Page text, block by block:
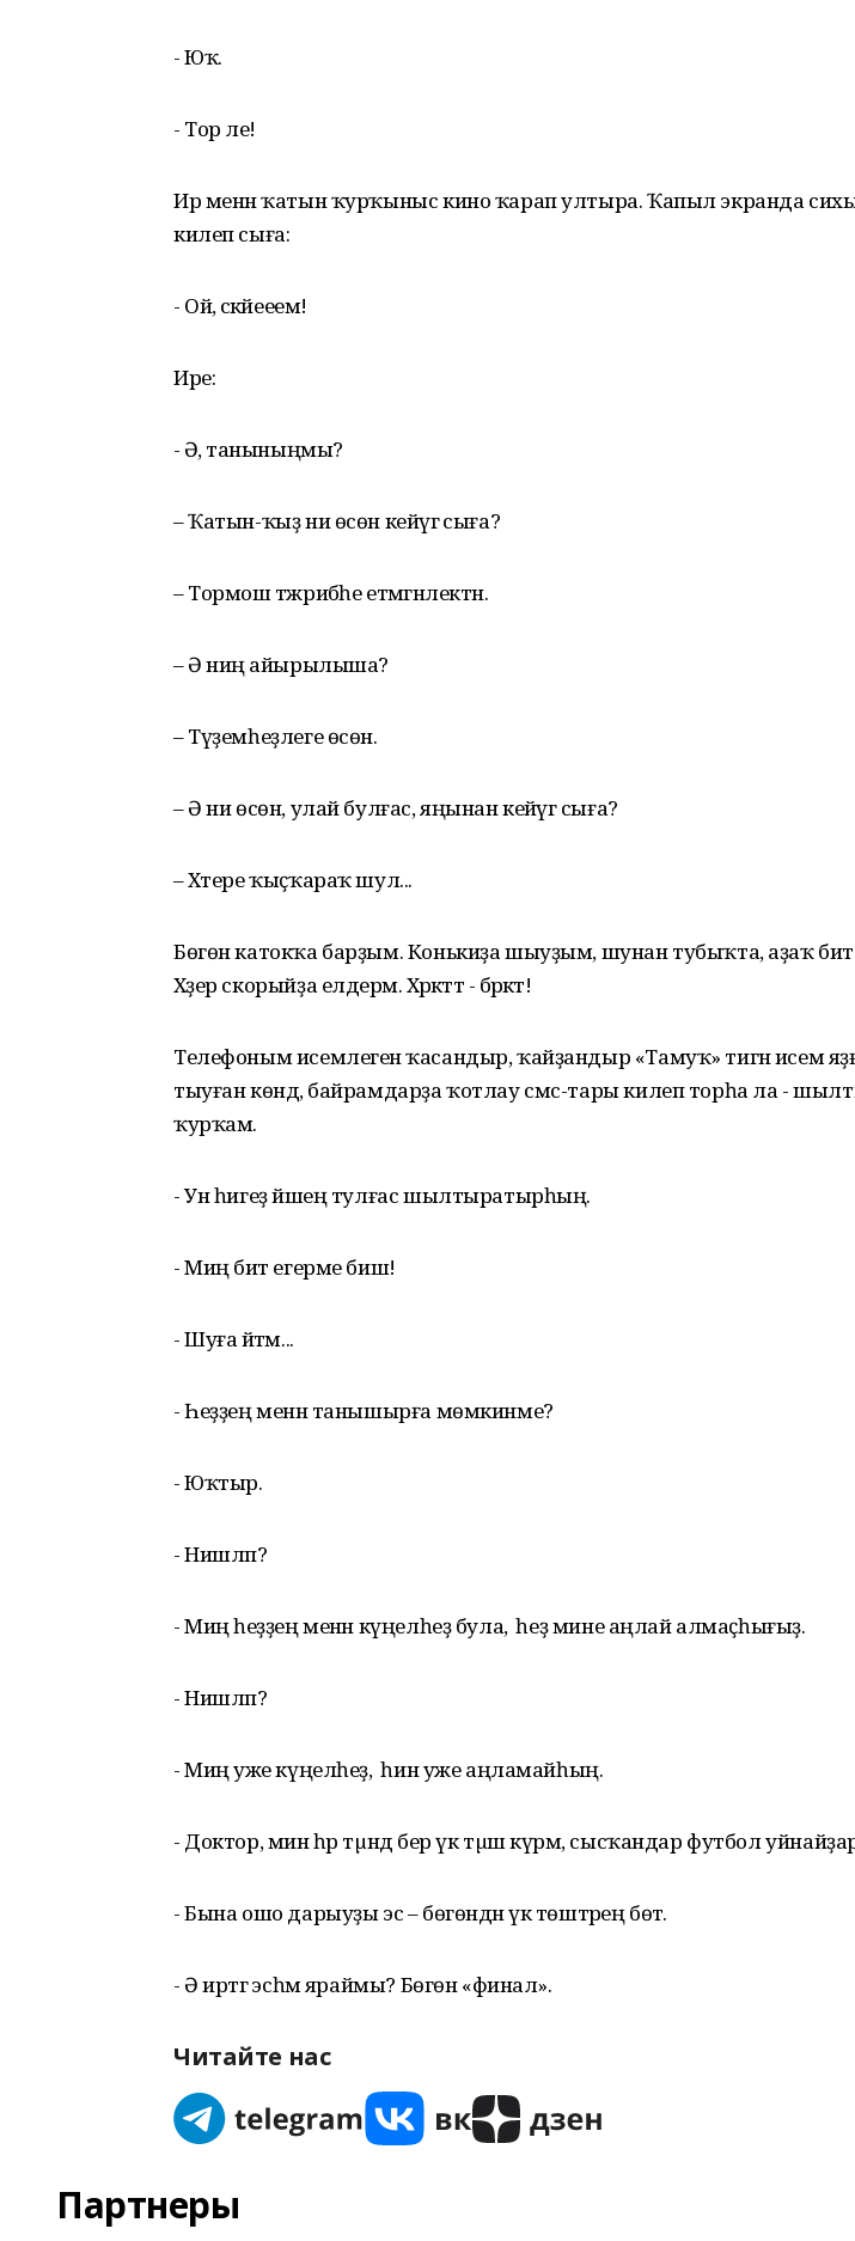
- Юҡ.
- Тор әле!
Ир менән ҡатын ҡурҡыныс кино ҡарап ултыра. Ҡапыл экранда
килеп сыға:
- Ой, әсәкәйееем!
Ире:
- Әәә, таныныңмы?
– Ҡатын-ҡыҙ ни өсөн кейәүгә сыға?
– Тормош тәжрибәһе етмәгәнлектән.
– Ә ниңә айырылыша?
– Түҙемһеҙлеге өсөн.
– Ә ни өсөн, улай булғас, яңынан кейәүгә сыға?
– Хәтере ҡыҫҡараҡ шул...
Бөгөн катокҡа барҙым. Конькиҙа шыуҙым, шунан тубыҡта, аҙаҡ
Хәҙер скорыйҙа елдерәм. Хәрәкәттә - бәрәкәт!
Телефоным исемлегенә ҡасандыр, ҡайҙандыр «Тамуҡ» тигән исем
тыуған көндә, байрамдарҙа ҡотлау смс-тары килеп торһа ла -
ҡурҡам.
- Ун һигеҙ йәшең тулғас шылтыратырһың.
- Миңә бит егерме биш!
- Шуға әйтәм...
- Һеҙҙең менән танышырға мөмкинме?
- Юҡтыр.
- Нишләп?
- Миңә һеҙҙең менән күңелһеҙ була, ә һеҙ мине аңлай алмаҫһығыҙ.
- Нишләп?
- Миңә уже күңелһеҙ, ә һин уже аңламайһың.
- Доктор, мин һәр тµндә бер үк тµш күрәм, сысҡандар футбол
- Бына ошо дарыуҙы эс – бөгөндән үк төштәрең бөтә.
- Ә иртәгә эсһәм яраймы? Бөгөн «финал».
Читайте нас
Партнеры